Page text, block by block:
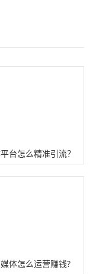
台怎么精准引流？
台快速引流技巧）
体怎么运营赚钱?